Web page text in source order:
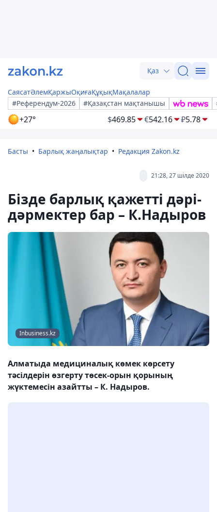
Қаз
СаясатӘлемҚаржыОқиғаҚұқықМақалалар
#Референдум-2026
#Қазақстан мақтанышы
+27° $469.85 €542.16 ₽5.78
Басты Барлық жаңалықтар Редакция Zakon.kz
21:28, 27 шілде 2020
Бізде барлық қажетті дәрі-
дәрмектер бар – К.Надыров
Inbusiness.kz
Алматыда медициналық көмек көрсету
тәсілдерін өзгерту төсек-орын қорының
жүктемесін азайтты – К. Надыров.